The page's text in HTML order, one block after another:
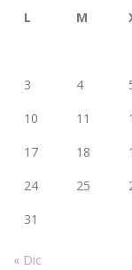
L
M
3
4
10
11
17
18
24
25
31
« Dic